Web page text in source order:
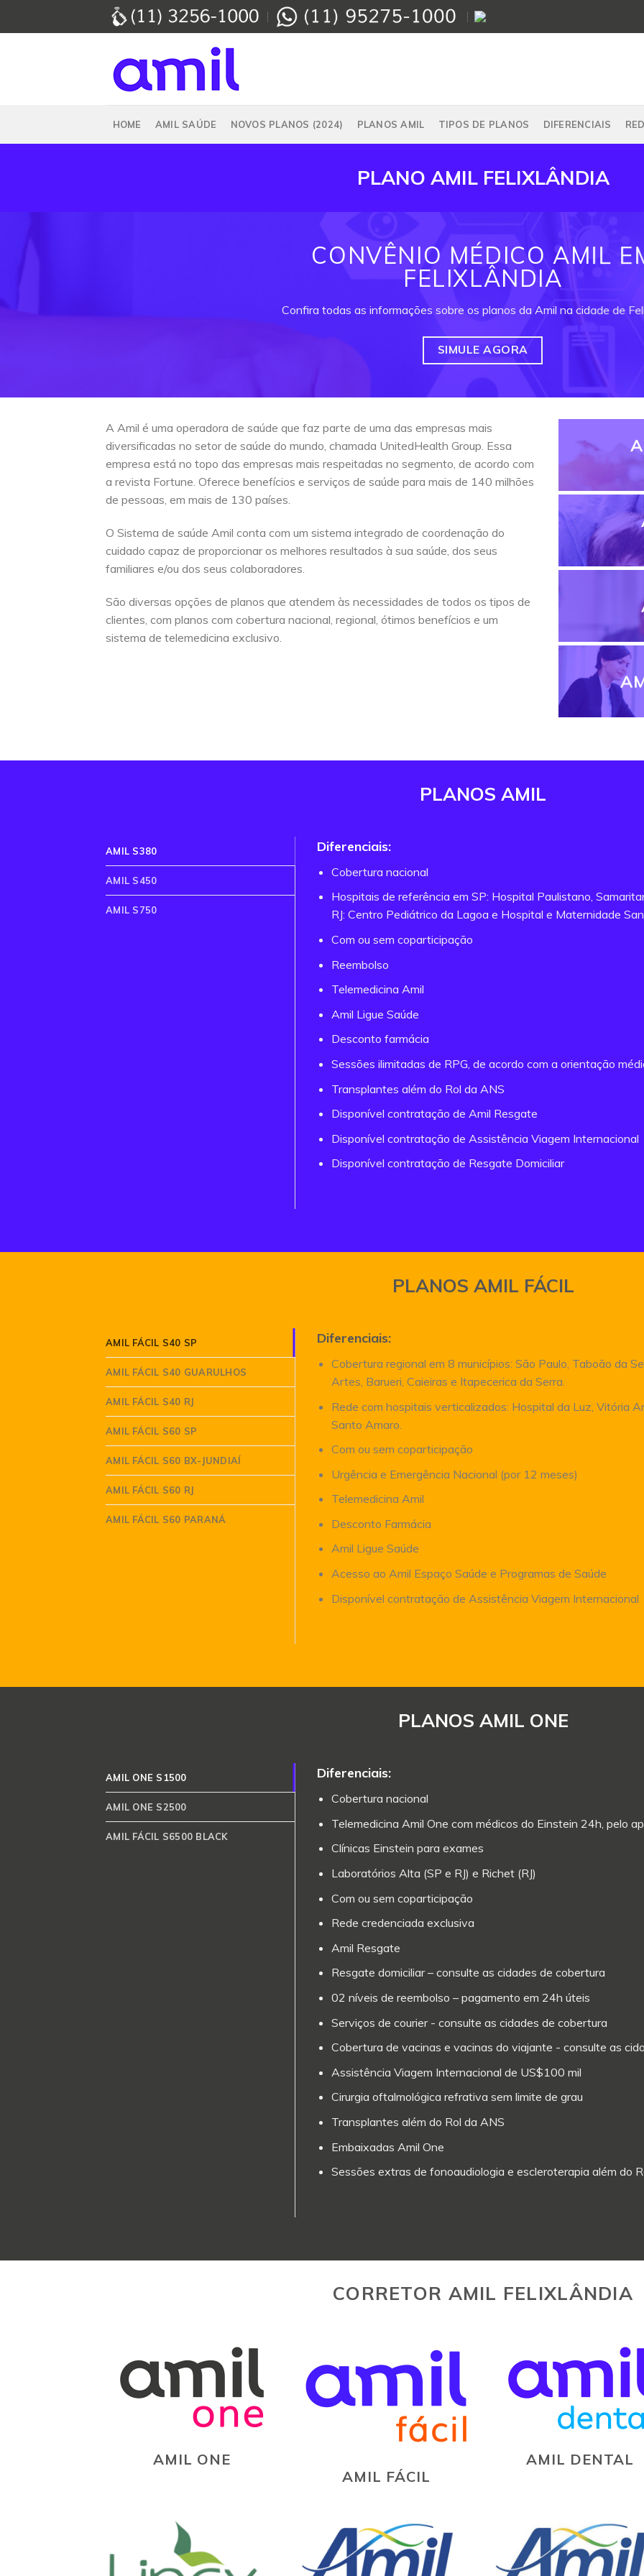
HOME AMIL SAÚDE NOVOS PLANOS (2024) PLANOS AMIL TIPOS DE PLANOS DIFERENCIAIS
PLANO AMIL FELIXLÂNDIA
CONVÊNIO MÉDICO AMIL
FELIXLÂNDIA
Confira todas as informações sobre os planos da Amil na cidade de
SIMULE AGORA
A Amil é uma operadora de saúde que faz parte de uma das empresas mais
diversificadas no setor de saúde do mundo, chamada UnitedHealth Group. Essa
empresa está no topo das empresas mais respeitadas no segmento, de acordo com
a revista Fortune. Oferece benefícios e serviços de saúde para mais de 140 milhões
de pessoas, em mais de 130 países.
O Sistema de saúde Amil conta com um sistema integrado de coordenação do
cuidado capaz de proporcionar os melhores resultados à sua saúde, dos seus
familiares e/ou dos seus colaboradores.
São diversas opções de planos que atendem às necessidades de todos os tipos de
clientes, com planos com cobertura nacional, regional, ótimos benefícios e um
sistema de telemedicina exclusivo.
PLANOS AMIL
AMIL S380
AMIL S450
AMIL S750
Diferenciais:
Cobertura nacional
Hospitais de referência em SP: Hospital Paulistano,
RJ: Centro Pediátrico da Lagoa e Hospital e Maternidade
Com ou sem coparticipação
Reembolso
Telemedicina Amil
Amil Ligue Saúde
Desconto farmácia
Sessões ilimitadas de RPG, de acordo com a orientação
Transplantes além do Rol da ANS
Disponível contratação de Amil Resgate
Disponível contratação de Assistência Viagem Internacional
Disponível contratação de Resgate Domiciliar
PLANOS AMIL FÁCIL
AMIL FÁCIL S40 SP
AMIL FÁCIL S40 GUARULHOS
AMIL FÁCIL S40 RJ
AMIL FÁCIL S60 SP
AMIL FÁCIL S60 BX-JUNDIAÍ
AMIL FÁCIL S60 RJ
AMIL FÁCIL S60 PARANÁ
Diferenciais:
Cobertura regional em 8 municípios: São Paulo, Taboão da
Artes, Barueri, Caieiras e Itapecerica da Serra.
Rede com hospitais verticalizados: Hospital da Luz, Vitória
Santo Amaro.
Com ou sem coparticipação
Urgência e Emergência Nacional (por 12 meses)
Telemedicina Amil
Desconto Farmácia
Amil Ligue Saúde
Acesso ao Amil Espaço Saúde e Programas de Saúde
Disponível contratação de Assistência Viagem Internacional
PLANOS AMIL ONE
AMIL ONE S1500
AMIL ONE S2500
AMIL FÁCIL S6500 BLACK
Diferenciais:
Cobertura nacional
Telemedicina Amil One com médicos do Einstein 24h, pelo
Clínicas Einstein para exames
Laboratórios Alta (SP e RJ) e Richet (RJ)
Com ou sem coparticipação
Rede credenciada exclusiva
Amil Resgate
Resgate domiciliar – consulte as cidades de cobertura
02 níveis de reembolso – pagamento em 24h úteis
Serviços de courier - consulte as cidades de cobertura
Cobertura de vacinas e vacinas do viajante - consulte as
Assistência Viagem Internacional de US$100 mil
Cirurgia oftalmológica refrativa sem limite de grau
Transplantes além do Rol da ANS
Embaixadas Amil One
Sessões extras de fonoaudiologia e escleroterapia além do
CORRETOR AMIL FELIXLÂNDIA
AMIL ONE
AMIL FÁCIL
AMIL DENTAL